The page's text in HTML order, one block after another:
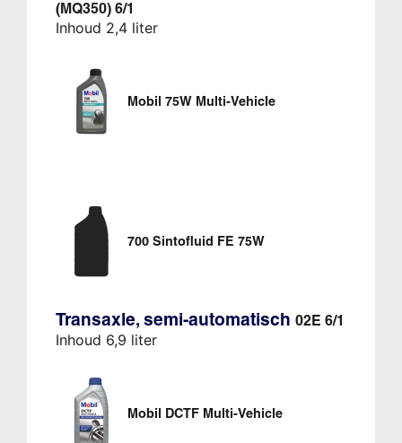
(MQ350) 6/1
Inhoud 2,4 liter
Mobil 75W Multi-Vehicle
700 Sintofluid FE 75W
Transaxle, semi-automatisch 02E 6/1
Inhoud 6,9 liter
Mobil DCTF Multi-Vehicle